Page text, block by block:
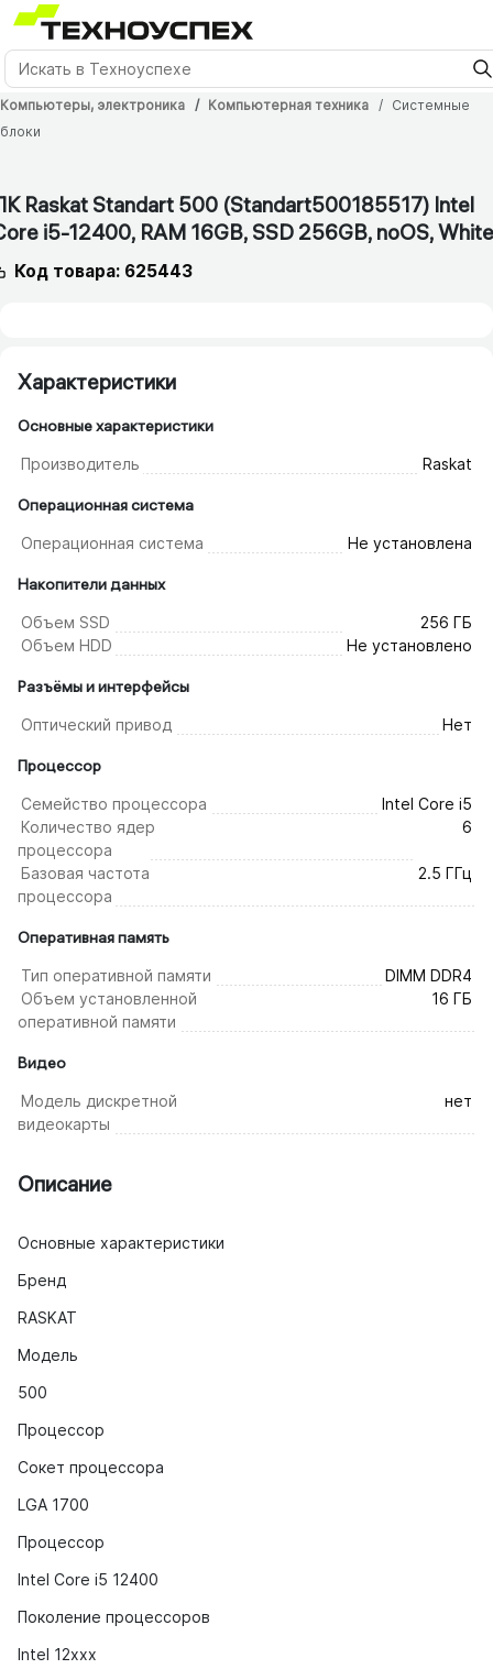
Компьютеры, электроника Компьютерная техника
Системные
блоки
Raskat Standart 500 (Standart500185517) Intel
i5-12400, RAM 16GB, SSD 256GB, noOS, White
Код товара: 625443
Характеристики
Основные характеристики
Производитель Raskat
Операционная система
Операционная система Не установлена
Накопители данных
Объем SSD
256 ГБ
Объем HDD
Не установлено
Разъёмы и интерфейсы
Оптический привод Нет
Процессор
Семейство процессора
Intel Core i5
Количество ядер
процессора
6
Базовая частота
процессора
2.5 ГГц
Оперативная память
Тип оперативной памяти
DIMM DDR4
Объем установленной
оперативной памяти
16 ГБ
Видео
Модель дискретной
видеокарты
нет
Описание
Основные характеристики
Бренд
RASKAT
Модель
500
Процессор
Сокет процессора
LGA 1700
Процессор
Intel Core i5 12400
Поколение процессоров
Intel 12xxx